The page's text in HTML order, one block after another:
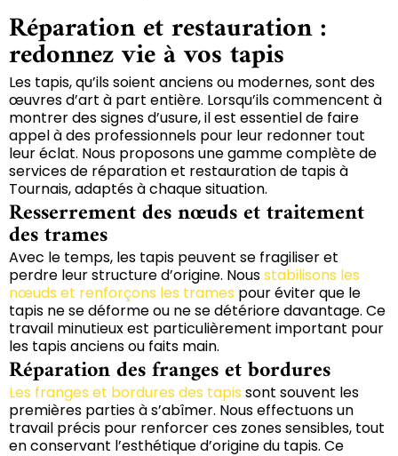
Réparation et restauration :
redonnez vie à vos tapis
Les tapis, qu’ils soient anciens ou modernes, sont des
œuvres d’art à part entière. Lorsqu’ils commencent à
montrer des signes d’usure, il est essentiel de faire
appel à des professionnels pour leur redonner tout
leur éclat. Nous proposons une gamme complète de
services de réparation et restauration de tapis à
Tournais, adaptés à chaque situation.
Resserrement des nœuds et traitement
des trames
Avec le temps, les tapis peuvent se fragiliser et
perdre leur structure d’origine. Nousstabilisons les
nœuds et renforçons les trames pour éviter que le
tapis ne se déforme ou ne se détériore davantage. Ce
travail minutieux est particulièrement important pour
les tapis anciens ou faits main.
Réparation des franges et bordures
Les franges et bordures des tapis sont souvent les
premières parties à s’abîmer. Nous effectuons un
travail précis pour renforcer ces zones sensibles, tout
en conservant l’esthétique d’origine du tapis. Ce